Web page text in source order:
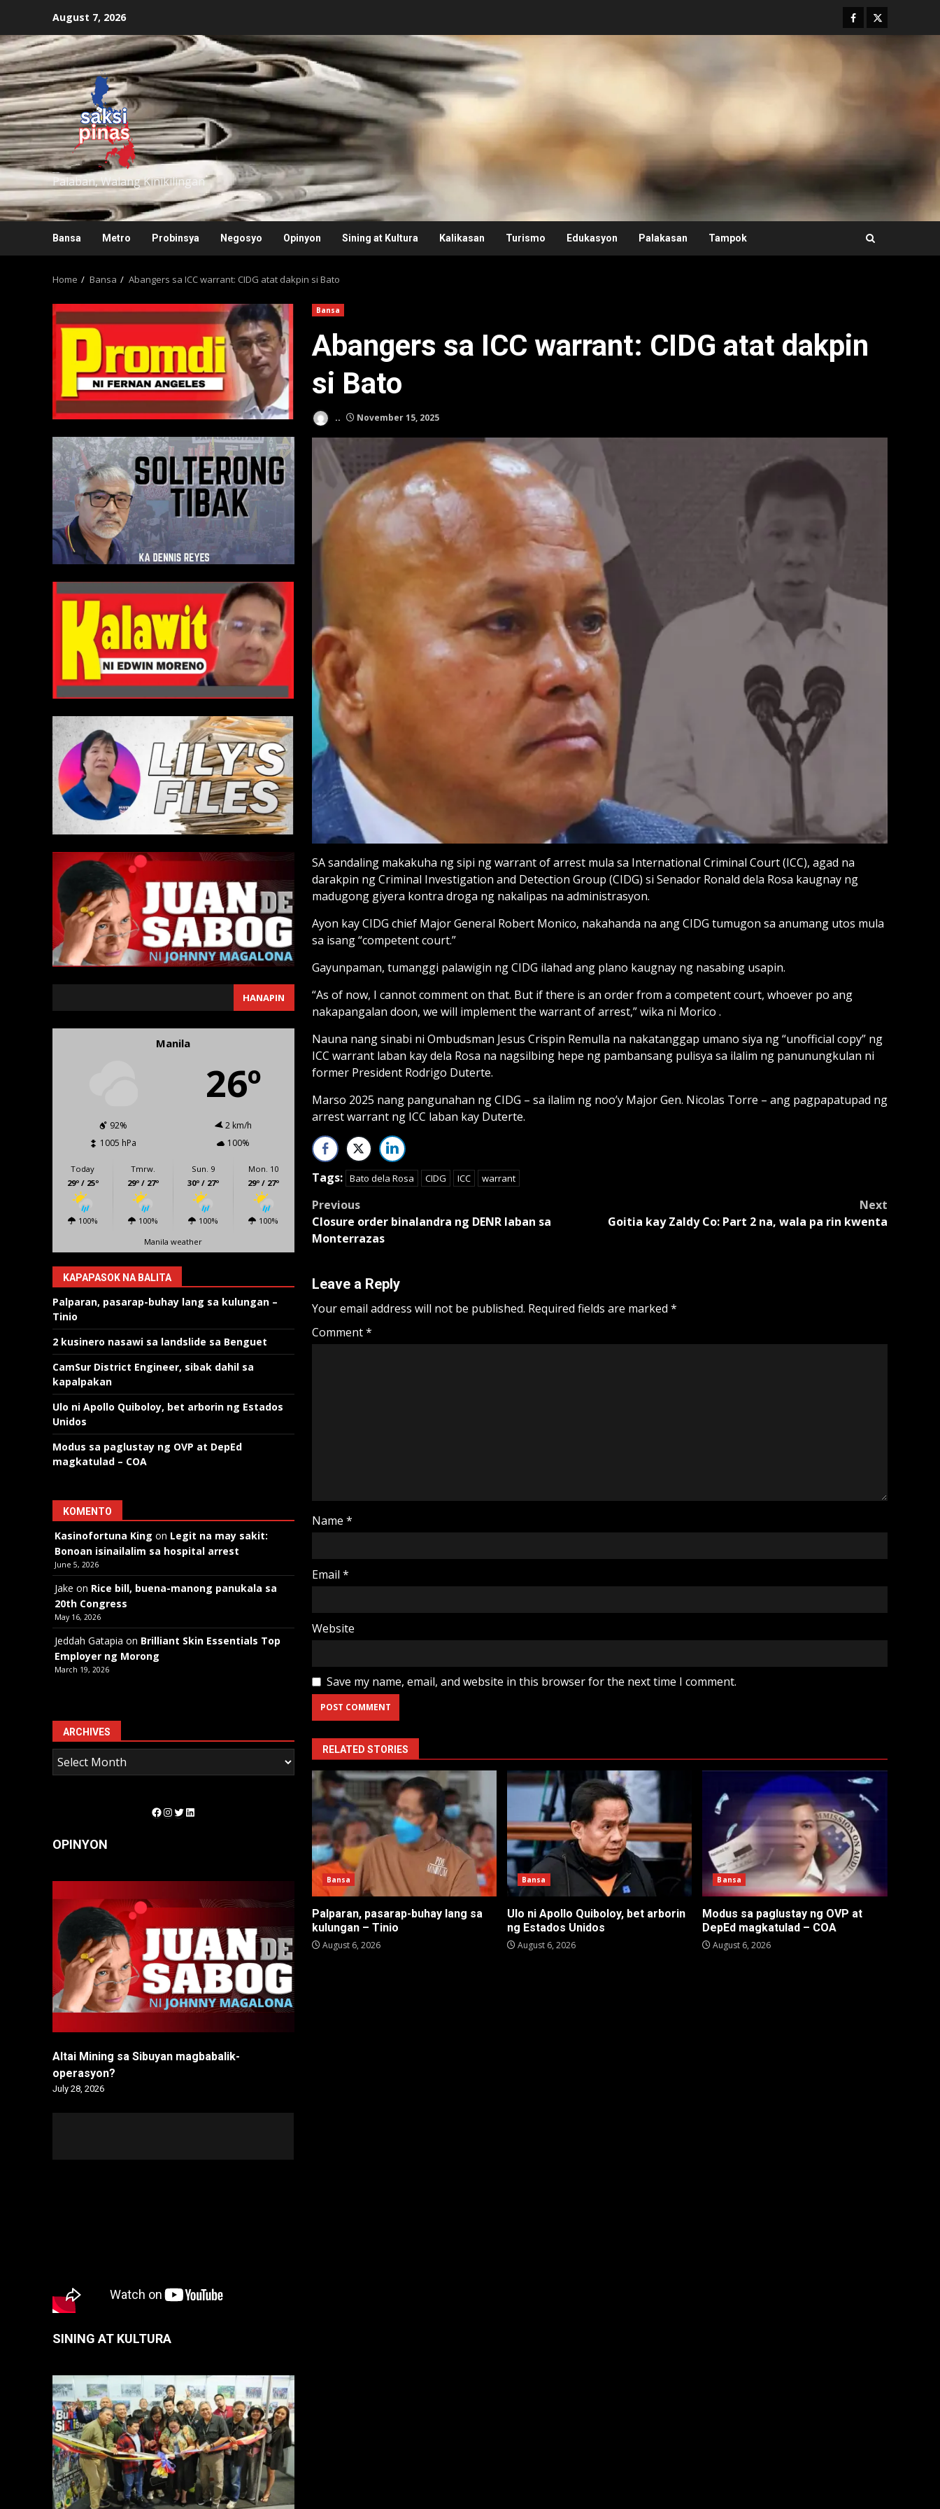
content
August 7, 2026 Facebook
Twitter
Palaban, Walang Kinikilingan
Bansa Metro Probinsya Negosyo Opinyon Sining at Kultura Kalikasan Turismo Edukasyon Palakasan Tampok
Home Bansa Abangers sa ICC warrant: CIDG atat dakpin si Bato
Bansa
Abangers sa ICC warrant: CIDG atat dakpin
si Bato
.. November 15, 2025
SA sandaling makakuha ng sipi ng warrant of arrest mula sa International Criminal Court (ICC), agad na
darakpin ng Criminal Investigation and Detection Group (CIDG) si Senador Ronald dela Rosa kaugnay ng
madugong giyera kontra droga ng nakalipas na administrasyon.
Ayon kay CIDG chief Major General Robert Monico, nakahanda na ang CIDG tumugon sa anumang utos mula
sa isang “competent court.”
Gayunpaman, tumanggi palawigin ng CIDG ilahad ang plano kaugnay ng nasabing usapin.
“As of now, I cannot comment on that. But if there is an order from a competent court, whoever po ang
nakapangalan doon, we will implement the warrant of arrest,” wika ni Morico .
Nauna nang sinabi ni Ombudsman Jesus Crispin Remulla na nakatanggap umano siya ng “unofficial copy” ng
ICC warrant laban kay dela Rosa na nagsilbing hepe ng pambansang pulisya sa ilalim ng panunungkulan ni
former President Rodrigo Duterte.
Marso 2025 nang pangunahan ng CIDG – sa ilalim ng noo’y Major Gen. Nicolas Torre – ang pagpapatupad ng
arrest warrant ng ICC laban kay Duterte.
Tags: Bato dela Rosa CIDG ICC warrant
Post
navigation
Previous
Closure order binalandra ng DENR laban sa
Monterrazas
Next
Goitia kay Zaldy Co: Part 2 na, wala pa rin kwenta
Leave a Reply
Your email address will not be published. Required fields are marked *
Comment*
Name *
Email *
Website
Save my name, email, and website in this browser for the next time I comment.
RELATED STORIES
Bansa
Palparan, pasarap-buhay lang sa
kulungan – Tinio
August 6, 2026
Bansa
Ulo ni Apollo Quiboloy, bet arborin
ng Estados Unidos
August 6, 2026
Bansa
Modus sa paglustay ng OVP at
DepEd magkatulad – COA
August 6, 2026
HANAPIN
Manila
26º
92%
2 km/h
1005 hPa
100%
Today
29º / 25º
100%
Tmrw.
29º / 27º
100%
Sun. 9
30º / 27º
100%
Mon. 10
29º / 27º
100%
Manila weather
KAPAPASOK NA BALITA
Palparan, pasarap-buhay lang sa kulungan –
Tinio
2 kusinero nasawi sa landslide sa Benguet
CamSur District Engineer, sibak dahil sa
kapalpakan
Ulo ni Apollo Quiboloy, bet arborin ng Estados
Unidos
Modus sa paglustay ng OVP at DepEd
magkatulad – COA
KOMENTO
Kasinofortuna King on Legit na may sakit:
Bonoan isinailalim sa hospital arrest
June 5, 2026
Jake on Rice bill, buena-manong panukala sa
20th Congress
May 16, 2026
Jeddah Gatapia on Brilliant Skin Essentials Top
Employer ng Morong
March 19, 2026
ARCHIVES
Facebook
Instagram
Twitter
LinkedIn
OPINYON
Altai Mining sa Sibuyan magbabalik-
operasyon?
July 28, 2026
SINING AT KULTURA